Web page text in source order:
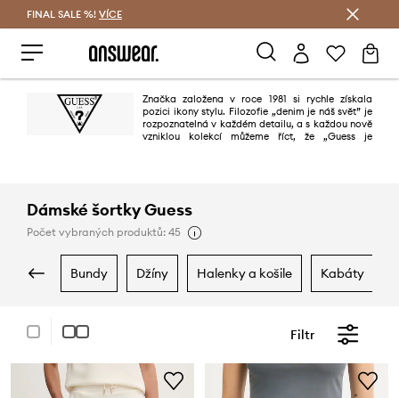
FINAL SALE %! VÍCE
Značka založena v roce 1981 si rychle získala
pozici ikony stylu. Filozofie „denim je náš svět” je
rozpoznatelná v každém detailu, a s každou nově
vzniklou kolekcí můžeme říct, že „Guess je
Dámské šortky Guess
Počet vybraných produktů: 45
bundy džíny halenky a košile kabáty
Filtr